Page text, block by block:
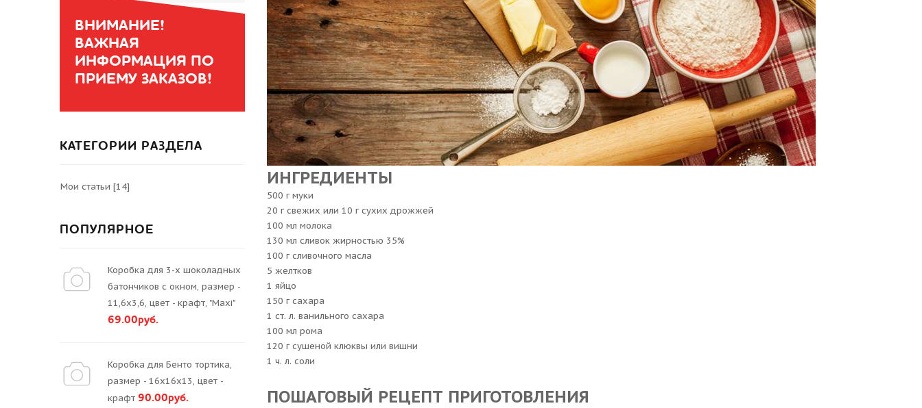
ИНГРЕДИЕНТЫ
500 г муки
20 г свежих или 10 г сухих дрожжей
100 мл молока
130 мл сливок жирностью 35%
100 г сливочного масла
5 желтков
1 яйцо
150 г сахара
1 ст. л. ванильного сахара
100 мл рома
120 г сушеной клюквы или вишни
1 ч. л. соли
ПОШАГОВЫЙ РЕЦЕПТ ПРИГОТОВЛЕНИЯ
ВНИМАНИЕ!
ВАЖНАЯ
ИНФОРМАЦИЯ ПО
ПРИЕМУ ЗАКАЗОВ!
КАТЕГОРИИ РАЗДЕЛА
Мои статьи [14]
ПОПУЛЯРНОЕ
Коробка для 3-х шоколадных
батончиков с окном, размер -
11,6х3,6, цвет - крафт, "Maxi"
69.00руб.
Коробка для Бенто тортика,
размер - 16х16х13, цвет -
крафт 90.00руб.